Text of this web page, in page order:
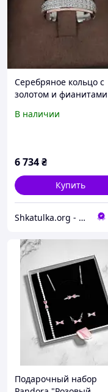
Серебряное кольцо с
золотом и фианитами
В наличии
6 734₴
Купить
Shkatulka.org - великий ювелірний маркет для всієї родини!
Подарочный набор